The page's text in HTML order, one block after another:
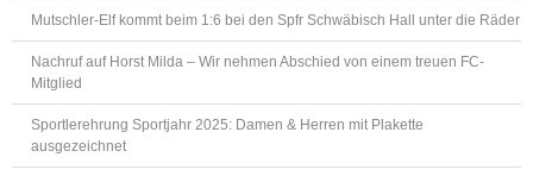
Mutschler-Elf kommt beim 1:6 bei den Spfr Schwäbisch Hall unter die Räder
Nachruf auf Horst Milda – Wir nehmen Abschied von einem treuen FC-
Mitglied
Sportlerehrung Sportjahr 2025: Damen & Herren mit Plakette
ausgezeichnet